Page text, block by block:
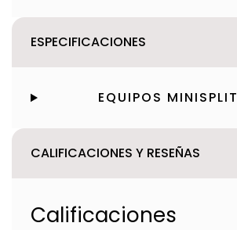
ESPECIFICACIONES
EQUIPOS MINISPLIT
CALIFICACIONES Y RESEÑAS
Calificaciones